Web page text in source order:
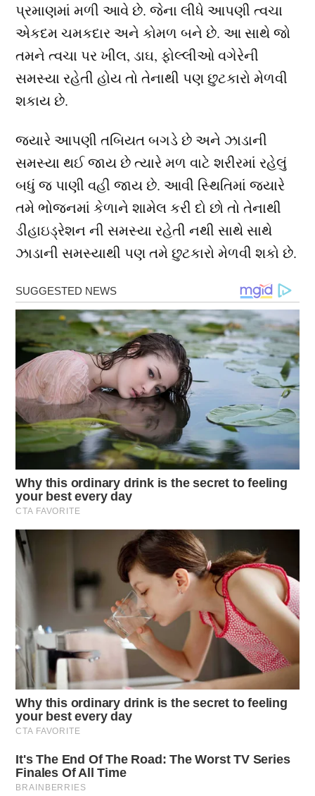
પ્રમાણમાં મળી આવે છે. જેના લીધે આપણી ત્વચા
એકદમ ચમકદાર અને કોમળ બને છે. આ સાથે જો
તમને ત્વચા પર ખીલ, ડાઘ, ફોલ્લીઓ વગેરેની
સમસ્યા રહેતી હોય તો તેનાથી પણ છુટકારો મેળવી
શકાય છે.
જ્યારે આપણી તબિયત બગડે છે અને ઝાડાની
સમસ્યા થઈ જાય છે ત્યારે મળ વાટે શરીરમાં રહેલું
બધું જ પાણી વહી જાય છે. આવી સ્થિતિમાં જ્યારે
તમે ભોજનમાં કેળાને શામેલ કરી દો છો તો તેનાથી
ડીહાઇડ્રેશન ની સમસ્યા રહેતી નથી સાથે સાથે
ઝાડાની સમસ્યાથી પણ તમે છુટકારો મેળવી શકો છે.